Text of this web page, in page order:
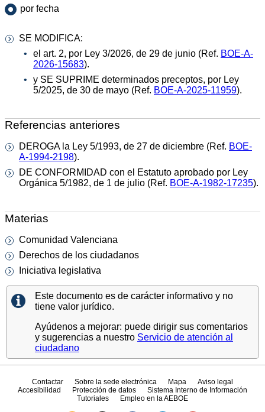
por fecha
SE MODIFICA:
el art. 2, por Ley 3/2026, de 29 de junio (Ref. BOE-A-
2026-15683).
y SE SUPRIME determinados preceptos, por Ley
5/2025, de 30 de mayo (Ref. BOE-A-2025-11959).
Referencias anteriores
DEROGA la Ley 5/1993, de 27 de diciembre (Ref. BOE-
A-1994-2198).
DE CONFORMIDAD con el Estatuto aprobado por Ley
Orgánica 5/1982, de 1 de julio (Ref. BOE-A-1982-17235).
Materias
Comunidad Valenciana
Derechos de los ciudadanos
Iniciativa legislativa
Este documento es de carácter informativo y no
tiene valor jurídico.
Ayúdenos a mejorar: puede dirigir sus comentarios
y sugerencias a nuestro Servicio de atención al
ciudadano
Contactar Sobre la sede electrónica Mapa
Aviso legal
Accesibilidad
Protección de datos
Sistema Interno de Información
Tutoriales
Empleo en la AEBOE